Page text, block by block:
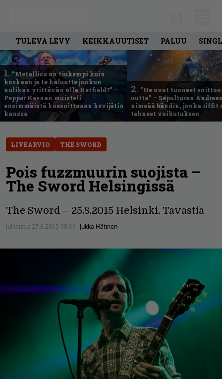
TULEVA LEVY KEIKKAUUTISET PALUU
1. ”Metallica on tiukempi kuin
koskaan ja te haluatte jonkun
nulikan yrittävän olla Hetfield?” –
Pepper Keenan muisteli
ensimmäistä koesoittoaan hevijätin
kanssa
2. ”He ovat tuoneet
uutta” – Sepulturan
nimeää bändin, jonka riffit
tehneet vaikutuksen
LIVEARVIO THE SWORD
Pois fuzzmuurin suojista –
The Sword Helsingissä
The Sword – 25.8.2015 Helsinki, Tavastia
Julkaistu: 27.8.2015 08:19 Jukka Hätinen